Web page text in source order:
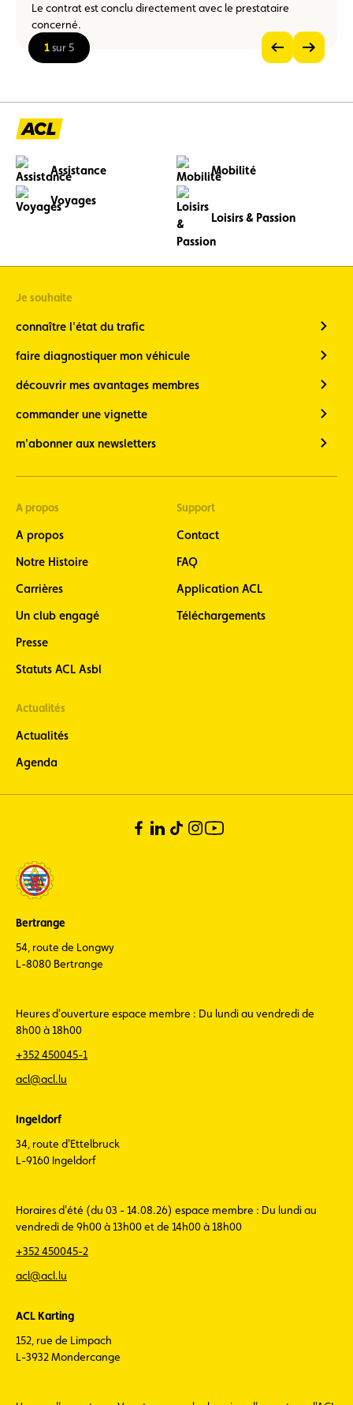
Le contrat est conclu directement avec le prestataire
concerné.
l’image
1sur 5
Voir
Assistance Mobilité
Voyages
Loisirs & Passion
Je souhaite
connaître l'état du trafic
faire diagnostiquer mon véhicule
découvrir mes avantages membres
commander une vignette
m'abonner aux newsletters
A propos
A propos
Notre Histoire
Carrières
Un club engagé
Presse
Statuts ACL Asbl
Support
Contact
FAQ
Application ACL
Téléchargements
Actualités
Actualités
Agenda
Bertrange
54, route de Longwy
L-8080 Bertrange
Heures d'ouverture espace membre : Du lundi au vendredi de
8h00 à 18h00
+352 450045-1
acl@acl.lu
Ingeldorf
34, route d'Ettelbruck
L-9160 Ingeldorf
Horaires d'été (du 03 - 14.08.26) espace membre : Du lundi au
vendredi de 9h00 à 13h00 et de 14h00 à 18h00
+352 450045-2
acl@acl.lu
ACL Karting
152, rue de Limpach
L-3932 Mondercange